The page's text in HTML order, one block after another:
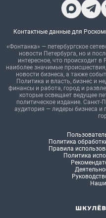
Контактные данные для
«Фонтанка» — петербургское
новости Петербурга, но и
интересное, что происходит
наиболее значимые
новости бизнеса, а также
Политика и власть, бизнес и
финансы и работа, город и
которые освещает ведущее
политическое издание. Санкт-
аудитория — лидеры бизнеса и
Политика
Правила
Политика